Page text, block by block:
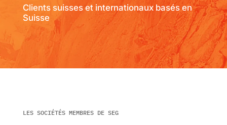
Clients suisses et internationaux basés en
Suisse
LES SOCIÉTÉS MEMBRES DE SEG